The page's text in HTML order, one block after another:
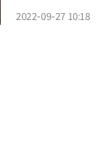
2022-09-27 10:18